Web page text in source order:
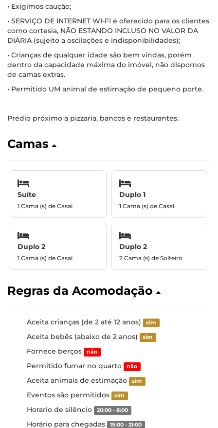
• Exigimos caução;
• SERVIÇO DE INTERNET WI-FI é oferecido para os clientes
como cortesia, NÃO ESTANDO INCLUSO NO VALOR DA
DIÁRIA (sujeito a oscilações e indisponibilidades);
• Crianças de qualquer idade são bem vindas, porém
dentro da capacidade máxima do imóvel, não dispomos
de camas extras.
• Permitido UM animal de estimação de pequeno porte.
Prédio próximo a pizzaria, bancos e restaurantes.
Camas
Suíte
1 Cama (s) de Casal
Duplo 1
1 Cama (s) de Casal
Duplo 2
1 Cama (s) de Casal
Duplo 2
2 Cama (s) de Solteiro
Regras da Acomodação
Aceita crianças (de 2 até 12 anos) sim
Aceita bebês (abaixo de 2 anos) sim
Fornece berços não
Permitido fumar no quarto não
Aceita animais de estimação sim
Eventos são permitidos sim
Horario de silêncio 20:00 - 8:00
Horário para chegadas 15:00 - 21:00